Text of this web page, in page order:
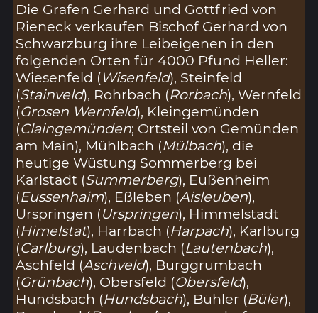
Die Grafen Gerhard und Gottfried von
Rieneck verkaufen Bischof Gerhard von
Schwarzburg ihre Leibeigenen in den
folgenden Orten für 4000 Pfund Heller:
Wiesenfeld (Wisenfeld), Steinfeld
(Stainveld), Rohrbach (Rorbach), Wernfeld
(Grosen Wernfeld), Kleingemünden
(Claingemünden; Ortsteil von Gemünden
am Main), Mühlbach (Mülbach), die
heutige Wüstung Sommerberg bei
Karlstadt (Summerberg), Eußenheim
(Eussenhaim), Eßleben (Aisleuben),
Urspringen (Urspringen), Himmelstadt
(Himelstat), Harrbach (Harpach), Karlburg
(Carlburg), Laudenbach (Lautenbach),
Aschfeld (Aschveld), Burggrumbach
(Grünbach), Obersfeld (Obersfeld),
Hundsbach (Hundsbach), Bühler (Büler),